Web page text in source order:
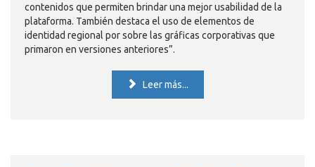
contenidos que permiten brindar una mejor usabilidad de la
plataforma. También destaca el uso de elementos de
identidad regional por sobre las gráficas corporativas que
primaron en versiones anteriores”.
Leer más...